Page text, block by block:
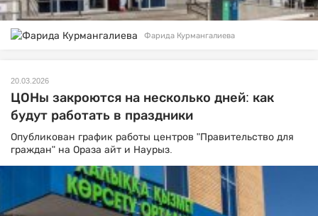
Фарида Курмангалиева
20.03.2026
ЦОНы закроются на несколько дней: как
будут работать в праздники
Опубликован график работы центров "Правительство для
граждан" на Ораза айт и Наурыз.